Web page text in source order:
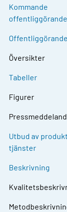
Kommande
Översikter
Tabeller
Figurer
Utbud av
tjänster
Beskrivning